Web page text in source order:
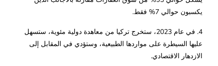
يكسبون حوالي 7% فقط.
4. في عام 2023، ستخرج تركيا من معاهدة دولية مئوية، ستسهل
عليها السيطرة على مواردها الطبيعية، وستؤدي في المقابل إلى
الازدهار الاقتصادي.